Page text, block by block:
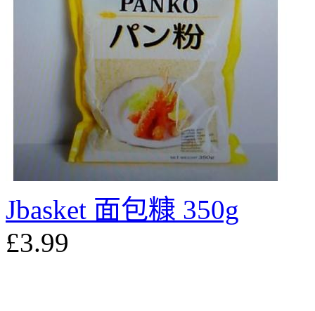
Jbasket 面包糠 350g
£3.99